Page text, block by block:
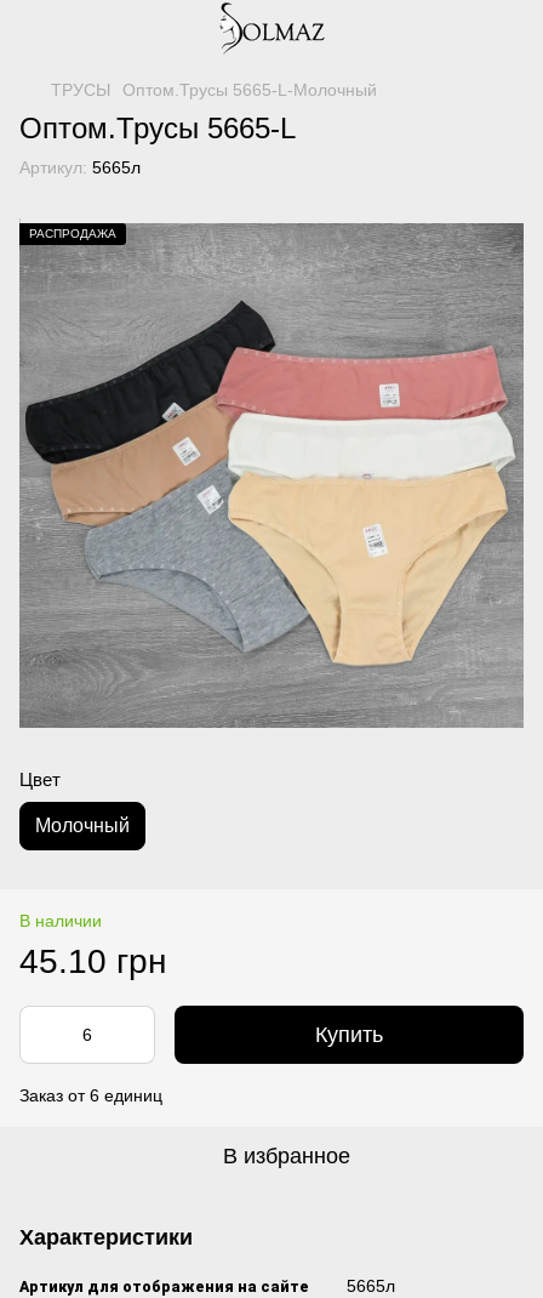
ТРУСЫ Оптом.Трусы 5665-L-Молочный
Оптом.Трусы 5665-L
Артикул: 5665л
РАСПРОДАЖА
Цвет
Молочный
В наличии
45.10 грн
Купить
Заказ от 6 единиц
В избранное
Характеристики
Артикул для отображения на сайте 5665л